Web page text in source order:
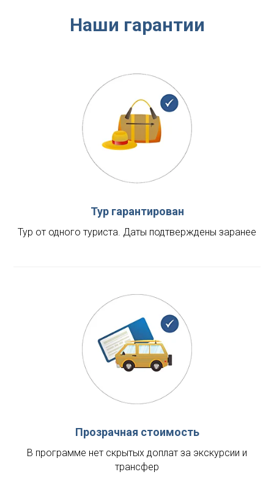
Наши гарантии
Тур гарантирован
Тур от одного туриста. Даты подтверждены заранее
Прозрачная стоимость
В программе нет скрытых доплат за экскурсии и
трансфер